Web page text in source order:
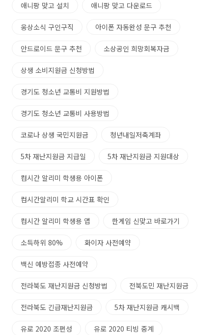
애니팡 맞고 설치 애니팡 맞고 다운로드
웅상소식 구인구직 아이폰 자동완성 문구 추천
안드로이드 문구 추천 소상공인 희망회복자금
상생 소비지원금 신청방법
경기도 청소년 교통비 지원방법
경기도 청소년 교통비 사용방법
코로나 상생 국민지원금 청년내일저축계좌
5차 재난지원금 지급일 5차 재난지원금 지원대상
컴시간 알리미 학생용 아이폰
컴시간알리미 학교 시간표 확인
컴시간 알리미 학생용 앱 한게임 신맞고 바로가기
소득하위 80% 화이자 사전예약
백신 예방접종 사전예약
전라북도 재난지원금 신청방법 전북도민 재난지원금
전라북도 긴급재난지원금 5차 재난지원금 캐시백
유로 2020 조편성 유로 2020 티빙 중계